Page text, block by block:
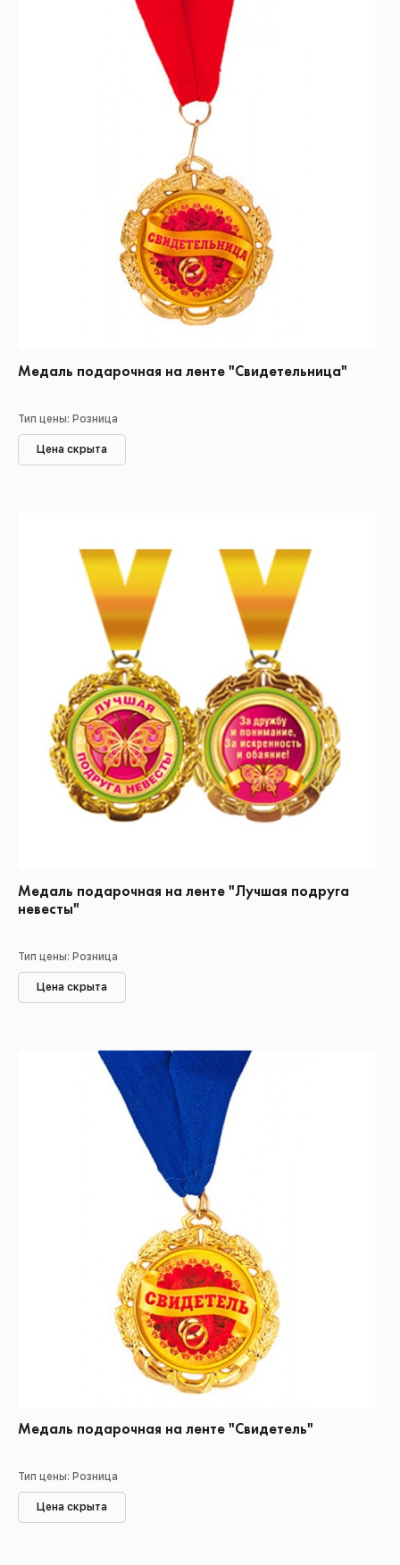
Медаль подарочная на ленте "Свидетельница"
Тип цены: Розница
Цена скрыта
Медаль подарочная на ленте "Лучшая подруга
невесты"
Тип цены: Розница
Цена скрыта
Медаль подарочная на ленте "Свидетель"
Тип цены: Розница
Цена скрыта